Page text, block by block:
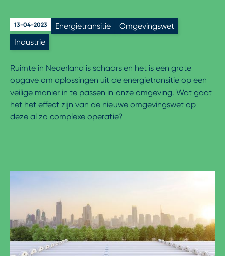
13-04-2023 Energietransitie
Omgevingswet
Industrie
Ruimte in Nederland is schaars en het is een grote
opgave om oplossingen uit de energietransitie op een
veilige manier in te passen in onze omgeving. Wat gaat
het het effect zijn van de nieuwe omgevingswet op
deze al zo complexe operatie?